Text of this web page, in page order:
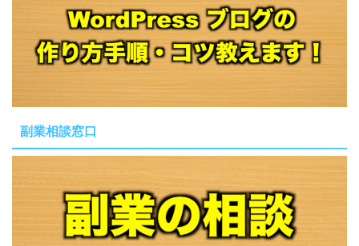
副業相談窓口